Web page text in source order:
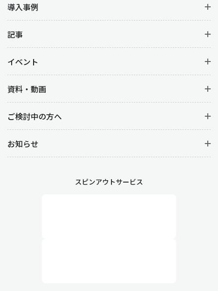
導入事例
記事
イベント
資料・動画
ご検討中の方へ
お知らせ
スピンアウトサービス